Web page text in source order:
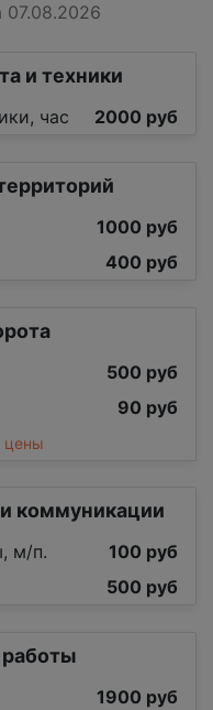
07.08.2026
и техники
час 2000 руб
1000 руб
400 руб
500 руб
90 руб
цены
коммуникации
м/п.
100 руб
500 руб
1900 руб